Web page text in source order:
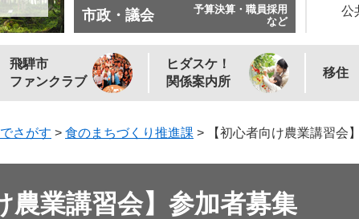
市政・議会
予算決算・職員採用
など
公
飛騨市
ファンクラブ
ヒダスケ！
関係案内所
移住
さがす > 食のまちづくり推進課 > 【初心者向け農業講習会
農業講習会】参加者募集